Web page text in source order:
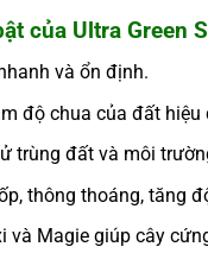
của Ultra Green
và ổn định.
độ chua của đất hiệu
trùng đất và môi
thông thoáng, tăng
và Magie giúp cây